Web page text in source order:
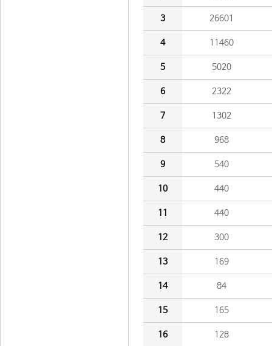
3 26601
4 11460
5 5020
6 2322
7 1302
8 968
9 540
10 440
11 440
12 300
13 169
14 84
15 165
16 128